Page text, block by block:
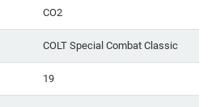
CO2
COLT Special Combat Classic
19